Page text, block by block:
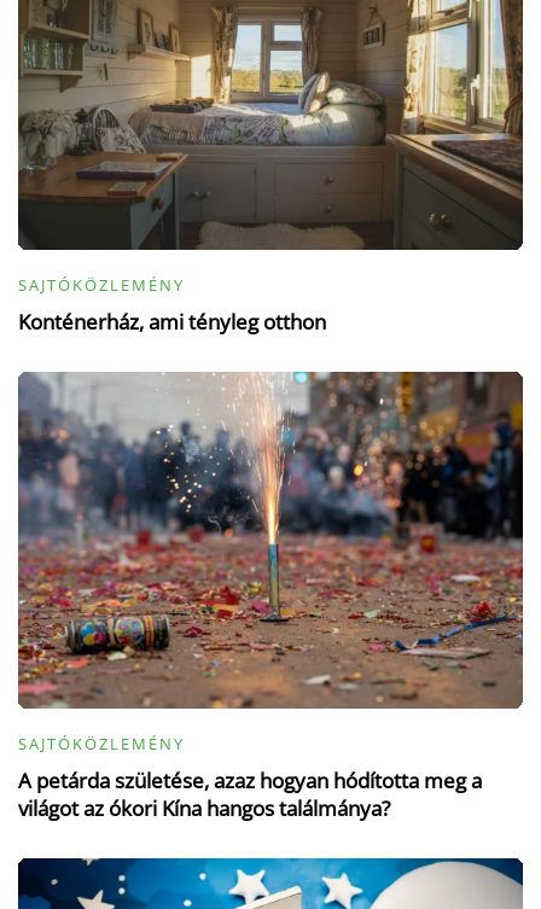
SAJTÓKÖZLEMÉNY
Konténerház, ami tényleg otthon
SAJTÓKÖZLEMÉNY
A petárda születése, azaz hogyan hódította meg a
világot az ókori Kína hangos találmánya?